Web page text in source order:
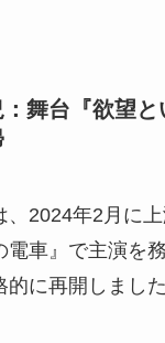
舞台『欲望と
、2024年2月に
電車』で主演を
に再開しました